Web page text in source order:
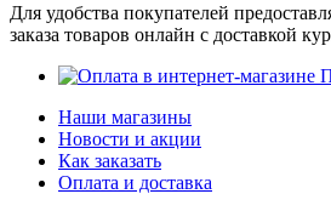
Для удобства покупателей
заказа товаров онлайн с доставкой
Наши магазины
Новости и акции
Как заказать
Оплата и доставка